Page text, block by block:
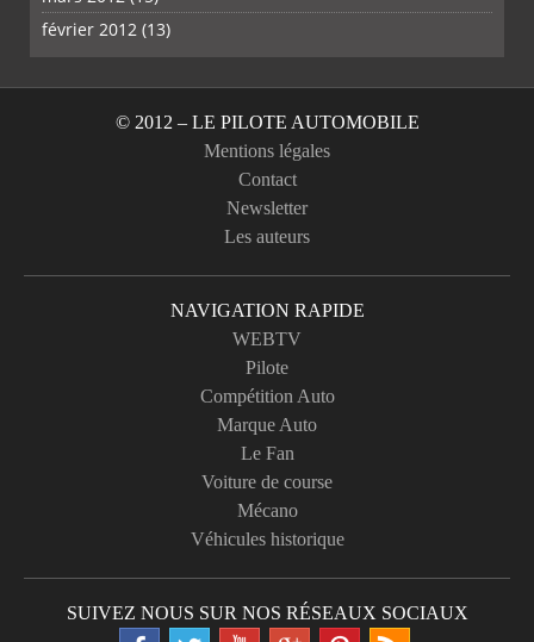
février 2012 (13)
© 2012 – LE PILOTE AUTOMOBILE
Mentions légales
Contact
Newsletter
Les auteurs
NAVIGATION RAPIDE
WEBTV
Pilote
Compétition Auto
Marque Auto
Le Fan
Voiture de course
Mécano
Véhicules historique
SUIVEZ NOUS SUR NOS RÉSEAUX SOCIAUX